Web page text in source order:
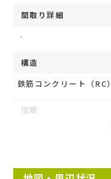
間取り詳細
‐
構造
鉄筋コンクリート（RC）
階建